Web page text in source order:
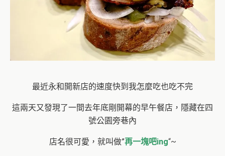
最近永和開新店的速度快到我怎麼吃也吃不完
這兩天又發現了一間去年底剛開幕的早午餐店，隱藏在四
號公園旁巷內
店名很可愛，就叫做”再一塊吧ing“~